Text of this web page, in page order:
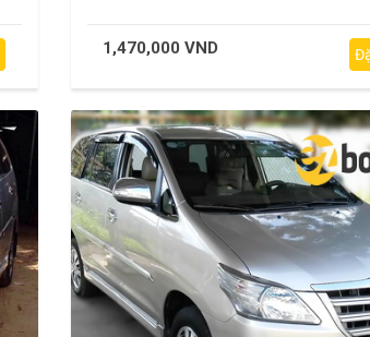
1,470,000 VND